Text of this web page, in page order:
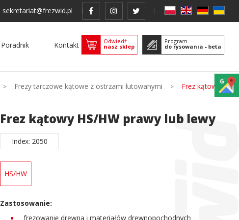
sekretariat@frezwid.pl
Odwiedź
nasz sklep
Program
do rysowania - beta
Poradnik Kontakt
Frezy tarczowe kątowe z ostrzami lutowanymi
Frez kątowy
Frez kątowy HS/HW prawy lub lewy
Index: 2050
HS/HW
Zastosowanie:
frezowanie drewna i materiałów drewnopochodnych